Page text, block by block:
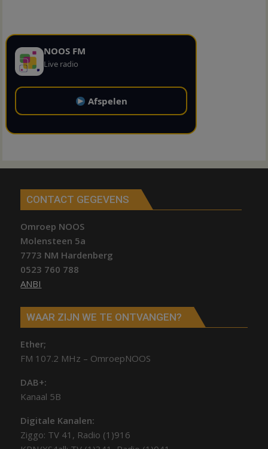
NOOS FM
Live radio
Afspelen
CONTACT GEGEVENS
Omroep NOOS
Molensteen 5a
7773 NM Hardenberg
0523 760 788
ANBI
WAAR ZIJN WE TE ONTVANGEN?
Ether;
FM 107.2 MHz – OmroepNOOS
DAB+:
Kanaal 5B
Digitale Kanalen:
Ziggo: TV 41, Radio (1)916